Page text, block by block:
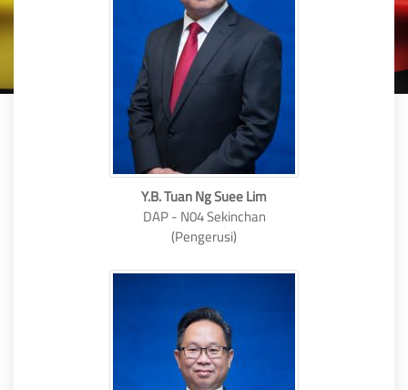
Y.B. Tuan Ng Suee Lim
DAP - N04 Sekinchan
(Pengerusi)